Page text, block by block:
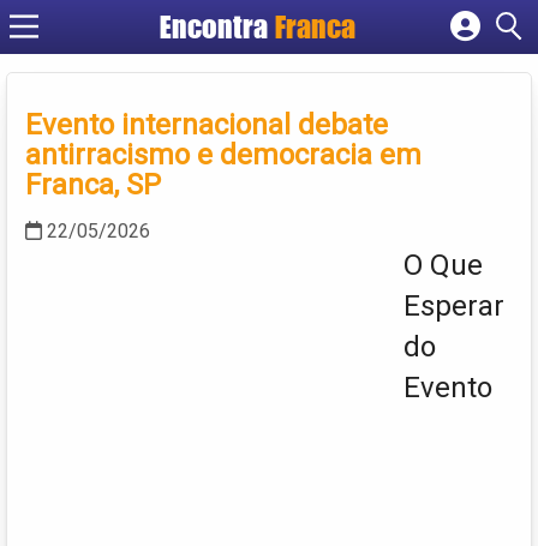
Encontra Franca
Cadastrar empresa
Criar conta
Evento internacional debate
antirracismo e democracia em
Franca, SP
22/05/2026
O Que
Esperar
do
Evento